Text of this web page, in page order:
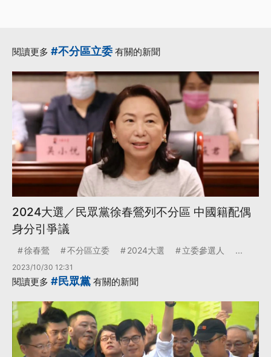
2021年·國民黨·新潮流·
朱立倫·民眾黨·更多...
閱讀更多 #不分區立委 有關的新聞
2024大選／民眾黨徐春鶯列不分區 中國籍配偶
身分引爭議
徐春鶯 不分區立委 2024大選 立委參選人 ...
2023/10/30 12:31
閱讀更多 #民眾黨 有關的新聞